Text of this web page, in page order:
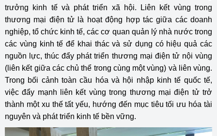
trưởng kinh tế và phát triển xã hội. Liên kết vùng trong
thương mại điện tử là hoạt động hợp tác giữa các doanh
nghiệp, tổ chức kinh tế, các cơ quan quản lý nhà nước trong
các vùng kinh tế để khai thác và sử dụng có hiệu quả các
nguồn lực, thúc đẩy phát triển thương mại điện tử nội vùng
(liên kết giữa các chủ thể trong cùng một vùng) và liên vùng.
Trong bối cảnh toàn cầu hóa và hội nhập kinh tế quốc tế,
việc đẩy mạnh liên kết vùng trong thương mại điện tử trở
thành một xu thế tất yếu, hướng đến mục tiêu tối ưu hóa tài
nguyên và phát triển kinh tế bền vững.